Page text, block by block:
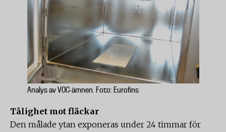
Analys av VOC-ämnen. Foto: Eurofins
Tålighet mot fläckar
Den målade ytan exponeras under 24 timmar för